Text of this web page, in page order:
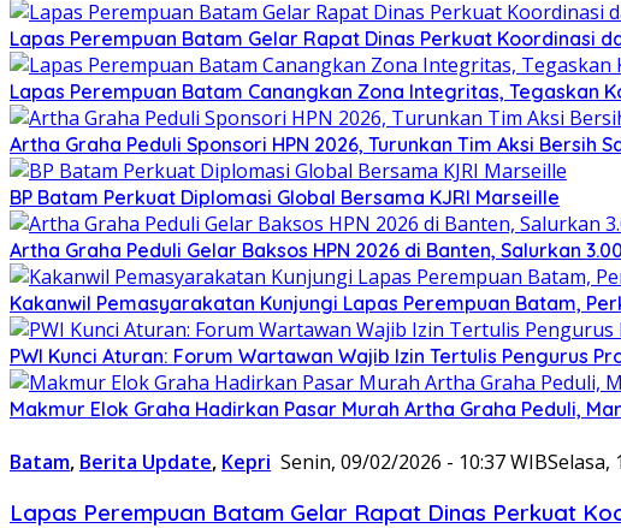
Lapas Perempuan Batam Gelar Rapat Dinas Perkuat Koordinasi
Lapas Perempuan Batam Canangkan Zona Integritas, Tegaskan
Artha Graha Peduli Sponsori HPN 2026, Turunkan Tim Aksi Bersih
BP Batam Perkuat Diplomasi Global Bersama KJRI Marseille
Artha Graha Peduli Gelar Baksos HPN 2026 di Banten, Salurkan
Kakanwil Pemasyarakatan Kunjungi Lapas Perempuan Batam,
PWI Kunci Aturan: Forum Wartawan Wajib Izin Tertulis Pengurus
Makmur Elok Graha Hadirkan Pasar Murah Artha Graha Peduli,
Batam, Berita Update, Kepri Senin, 09/02/2026 - 10:37 WIBSelasa,
Lapas Perempuan Batam Gelar Rapat Dinas Perkuat